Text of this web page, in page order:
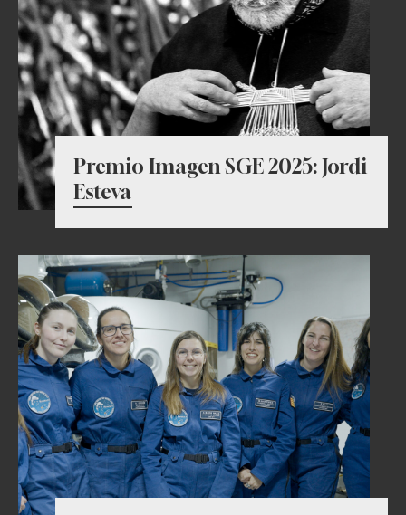
Premio Imagen SGE 2025: Jordi
Esteva